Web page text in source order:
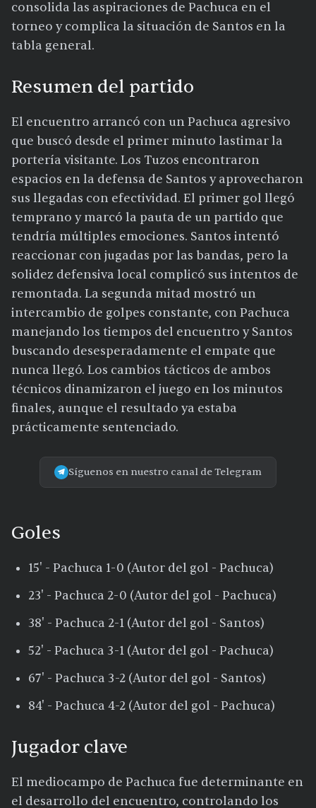
consolida las aspiraciones de Pachuca en el
torneo y complica la situación de Santos en la
tabla general.
Resumen del partido
El encuentro arrancó con un Pachuca agresivo
que buscó desde el primer minuto lastimar la
portería visitante. Los Tuzos encontraron
espacios en la defensa de Santos y aprovecharon
sus llegadas con efectividad. El primer gol llegó
temprano y marcó la pauta de un partido que
tendría múltiples emociones. Santos intentó
reaccionar con jugadas por las bandas, pero la
solidez defensiva local complicó sus intentos de
remontada. La segunda mitad mostró un
intercambio de golpes constante, con Pachuca
manejando los tiempos del encuentro y Santos
buscando desesperadamente el empate que
nunca llegó. Los cambios tácticos de ambos
técnicos dinamizaron el juego en los minutos
finales, aunque el resultado ya estaba
prácticamente sentenciado.
Síguenos en nuestro canal de Telegram
Goles
15' - Pachuca 1-0 (Autor del gol - Pachuca)
23' - Pachuca 2-0 (Autor del gol - Pachuca)
38' - Pachuca 2-1 (Autor del gol - Santos)
52' - Pachuca 3-1 (Autor del gol - Pachuca)
67' - Pachuca 3-2 (Autor del gol - Santos)
84' - Pachuca 4-2 (Autor del gol - Pachuca)
Jugador clave
El mediocampo de Pachuca fue determinante en
el desarrollo del encuentro, controlando los